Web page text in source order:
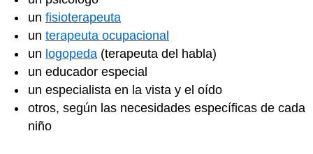
un fisioterapeuta
un terapeuta ocupacional
un logopeda (terapeuta del habla)
un educador especial
un especialista en la vista y el oído
otros, según las necesidades específicas de cada
niño